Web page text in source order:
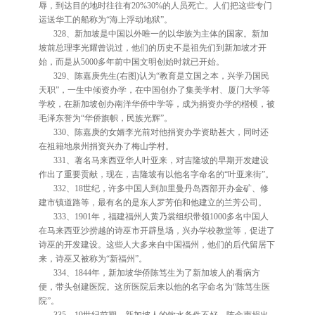
辱，到达目的地时往往有20%30%的人员死亡。人们把这些专门
运送华工的船称为“海上浮动地狱”。
328、新加坡是中国以外唯一的以华族为主体的国家。新加
坡前总理李光耀曾说过，他们的历史不是祖先们到新加坡才开
始，而是从5000多年前中国文明创始时就已开始。
329、陈嘉庚先生(右图)认为“教育是立国之本，兴学乃国民
天职”，一生中倾资办学，在中国创办了集美学村、厦门大学等
学校，在新加坡创办南洋华侨中学等，成为捐资办学的楷模，被
毛泽东誉为“华侨旗帜，民族光辉”。
330、陈嘉庚的女婿李光前对他捐资办学资助甚大，同时还
在祖籍地泉州捐资兴办了梅山学村。
331、著名马来西亚华人叶亚来，对吉隆坡的早期开发建设
作出了重要贡献，现在，吉隆坡有以他名字命名的“叶亚来街”。
332、18世纪，许多中国人到加里曼丹岛西部开办金矿、修
建市镇道路等，最有名的是东人罗芳伯和他建立的兰芳公司。
333、1901年，福建福州人黄乃裳组织带领1000多名中国人
在马来西亚沙捞越的诗巫市开辟垦场，兴办学校教堂等，促进了
诗巫的开发建设。这些人大多来自中国福州，他们的后代留居下
来，诗巫又被称为“新福州”。
334、1844年，新加坡华侨陈笃生为了新加坡人的看病方
便，带头创建医院。这所医院后来以他的名字命名为“陈笃生医
院”。